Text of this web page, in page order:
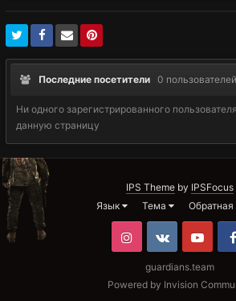
Последние посетители 0
Ни одного зарегистрированного
данную страницу
IPS Theme by IPSFocus
Язык
Тема Обратная
InstagramVK
guardians.team
Powered by Invision